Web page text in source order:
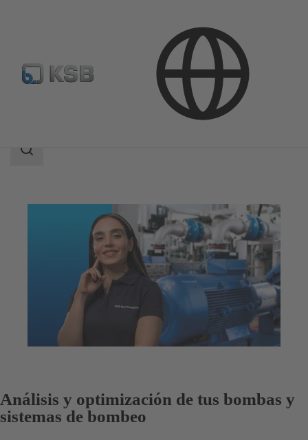
Área
Análisis y optimización de tus bombas y
sistemas de bombeo